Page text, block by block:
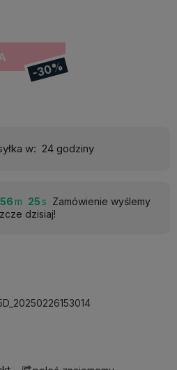
-30%
w: 24 godziny
56 25
Zamówienie wyślemy
dzisiaj!